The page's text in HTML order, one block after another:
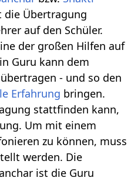
die Übertragung
auf den Schüler.
der großen Hilfen auf
Guru kann dem
übertragen - und so den
Erfahrung bringen.
stattfinden kann,
Um mit einem
zu können, muss
werden. Die
ist die Guru